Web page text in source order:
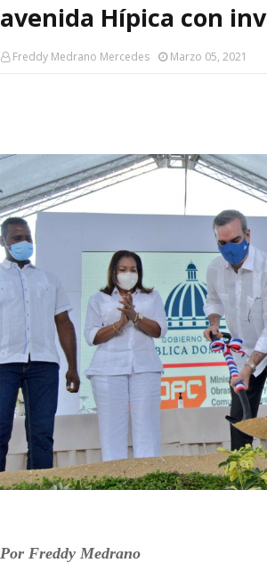
avenida Hípica con
Freddy Medrano Mercedes Marzo 05, 2021
Por Freddy Medrano